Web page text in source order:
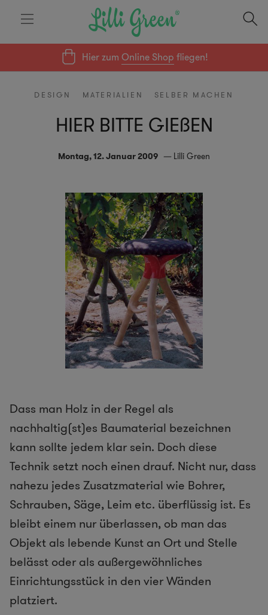
Hier zumOnline Shop fliegen!
DESIGN MATERIALIEN SELBER MACHEN
HIER BITTE GIEßEN
Montag, 12. Januar 2009 Lilli Green
Dass man Holz in der Regel als
nachhaltig(st)es Baumaterial bezeichnen
kann sollte jedem klar sein. Doch diese
Technik setzt noch einen drauf. Nicht nur, dass
nahezu jedes Zusatzmaterial wie Bohrer,
Schrauben, Säge, Leim etc. überflüssig ist. Es
bleibt einem nur überlassen, ob man das
Objekt als lebende Kunst an Ort und Stelle
belässt oder als außergewöhnliches
Einrichtungsstück in den vier Wänden
platziert.